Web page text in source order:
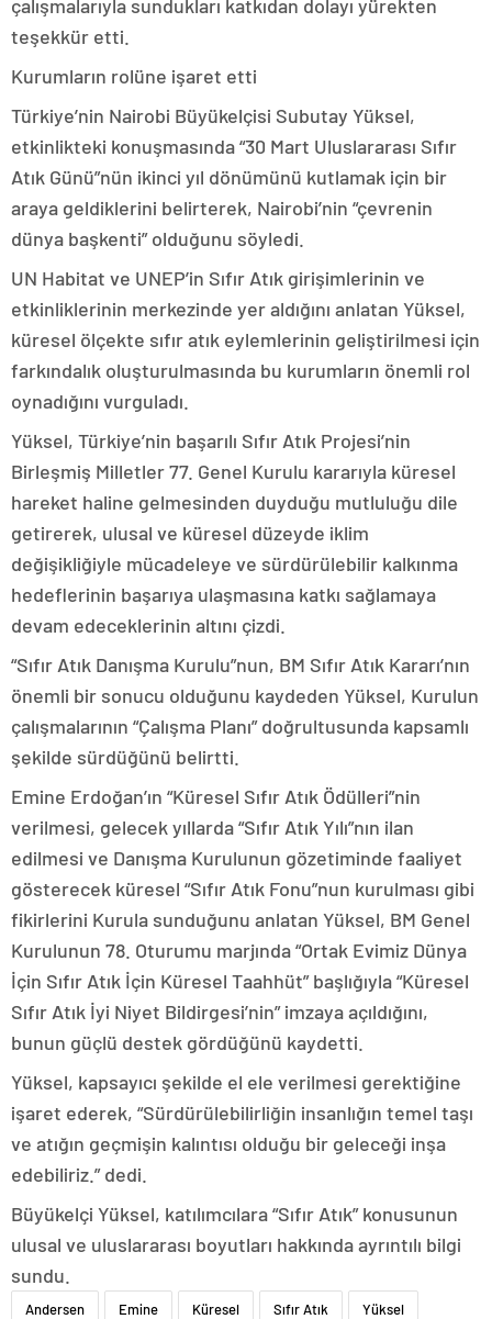
çalışmalarıyla sundukları katkıdan dolayı yürekten
teşekkür etti.
Kurumların rolüne işaret etti
Türkiye’nin Nairobi Büyükelçisi Subutay Yüksel,
etkinlikteki konuşmasında “30 Mart Uluslararası Sıfır
Atık Günü”nün ikinci yıl dönümünü kutlamak için bir
araya geldiklerini belirterek, Nairobi’nin “çevrenin
dünya başkenti” olduğunu söyledi.
UN Habitat ve UNEP’in Sıfır Atık girişimlerinin ve
etkinliklerinin merkezinde yer aldığını anlatan Yüksel,
küresel ölçekte sıfır atık eylemlerinin geliştirilmesi için
farkındalık oluşturulmasında bu kurumların önemli rol
oynadığını vurguladı.
Yüksel, Türkiye’nin başarılı Sıfır Atık Projesi’nin
Birleşmiş Milletler 77. Genel Kurulu kararıyla küresel
hareket haline gelmesinden duyduğu mutluluğu dile
getirerek, ulusal ve küresel düzeyde iklim
değişikliğiyle mücadeleye ve sürdürülebilir kalkınma
hedeflerinin başarıya ulaşmasına katkı sağlamaya
devam edeceklerinin altını çizdi.
“Sıfır Atık Danışma Kurulu”nun, BM Sıfır Atık Kararı’nın
önemli bir sonucu olduğunu kaydeden Yüksel, Kurulun
çalışmalarının “Çalışma Planı” doğrultusunda kapsamlı
şekilde sürdüğünü belirtti.
Emine Erdoğan’ın “Küresel Sıfır Atık Ödülleri”nin
verilmesi, gelecek yıllarda “Sıfır Atık Yılı”nın ilan
edilmesi ve Danışma Kurulunun gözetiminde faaliyet
gösterecek küresel “Sıfır Atık Fonu”nun kurulması gibi
fikirlerini Kurula sunduğunu anlatan Yüksel, BM Genel
Kurulunun 78. Oturumu marjında “Ortak Evimiz Dünya
İçin Sıfır Atık İçin Küresel Taahhüt” başlığıyla “Küresel
Sıfır Atık İyi Niyet Bildirgesi’nin” imzaya açıldığını,
bunun güçlü destek gördüğünü kaydetti.
Yüksel, kapsayıcı şekilde el ele verilmesi gerektiğine
işaret ederek, “Sürdürülebilirliğin insanlığın temel taşı
ve atığın geçmişin kalıntısı olduğu bir geleceği inşa
edebiliriz.” dedi.
Büyükelçi Yüksel, katılımcılara “Sıfır Atık” konusunun
ulusal ve uluslararası boyutları hakkında ayrıntılı bilgi
sundu.
Andersen Emine Küresel Sıfır Atık Yüksel